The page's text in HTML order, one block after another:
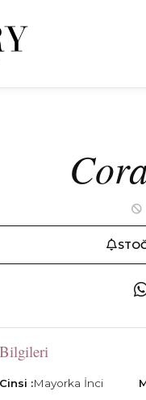
siz haberdar olun.
:Mayorka İnci